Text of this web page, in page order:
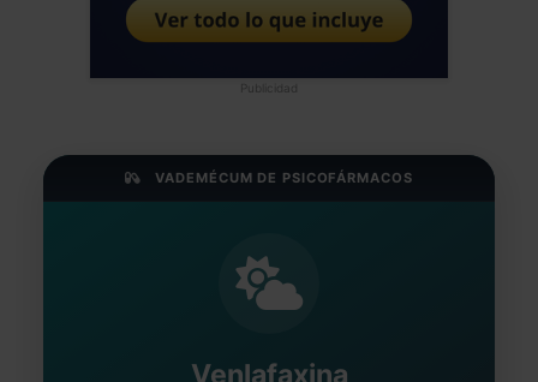
Publicidad
VADEMÉCUM DE PSICOFÁRMACOS
Venlafaxina